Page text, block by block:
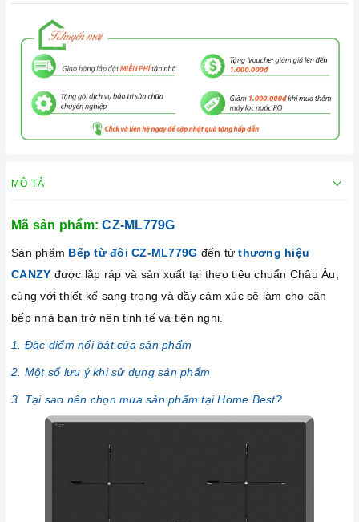
MÔ TẢ
Mã sản phẩm:CZ-ML779G
Sản phẩm Bếp từ đôi CZ-ML779G đến từthương hiệu
CANZY được lắp ráp và sản xuất tại theo tiêu chuẩn Châu Âu,
cùng với thiết kế sang trọng và đầy cảm xúc sẽ làm cho căn
bếp nhà bạn trở nên tinh tế và tiện nghi.
1. Đặc điểm nổi bật của sản phẩm
2. Một số lưu ý khi sử dụng sản phẩm
3. Tại sao nên chọn mua sản phẩm tại Home Best?